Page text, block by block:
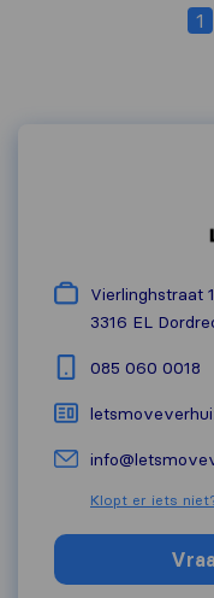
1
Vierlinghstraat
3316 EL
085 060 0018
Klopt er iets